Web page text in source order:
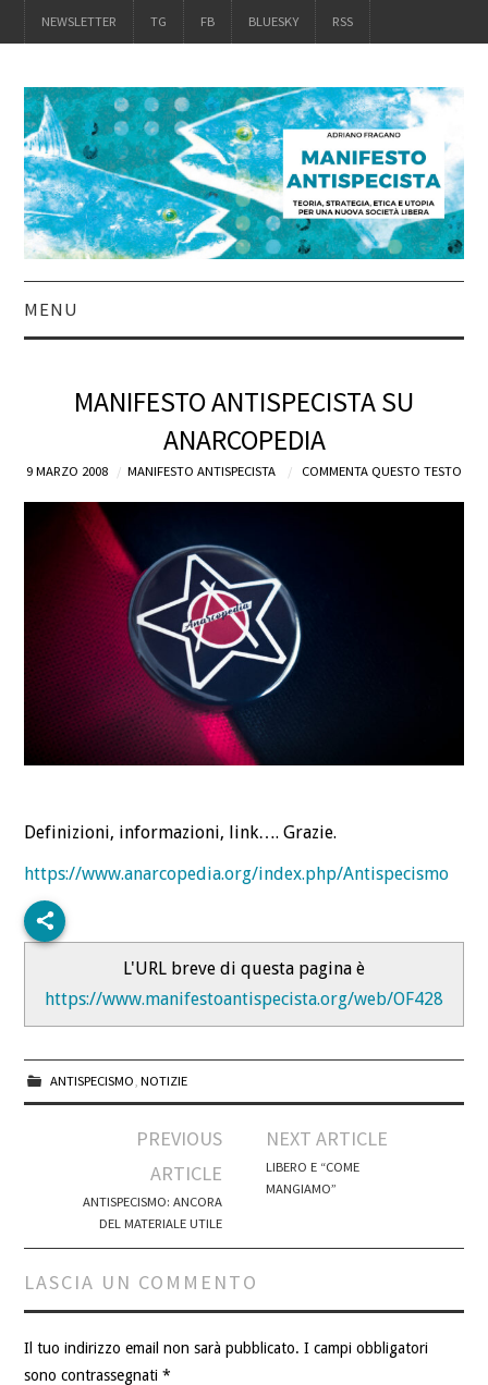
NEWSLETTER TG FB BLUESKY RSS
MENU
IL LIBRO
ACQUISTALO
DEFINIZIONI
BLOG
CONTATTI
MANIFESTO ANTISPECISTA SU
ANARCOPEDIA
9 MARZO 2008 MANIFESTO ANTISPECISTA COMMENTA QUESTO TESTO
Definizioni, informazioni, link…. Grazie.
https://www.anarcopedia.org/index.php/Antispecismo
L'URL breve di questa pagina è
https://www.manifestoantispecista.org/web/OF428
ANTISPECISMO NOTIZIE
PREVIOUS
ARTICLE
ANTISPECISMO: ANCORA
DEL MATERIALE UTILE
NEXT ARTICLE
LIBERO E “COME
MANGIAMO”
LASCIA UN COMMENTO
Il tuo indirizzo email non sarà pubblicato. I campi obbligatori
sono contrassegnati*